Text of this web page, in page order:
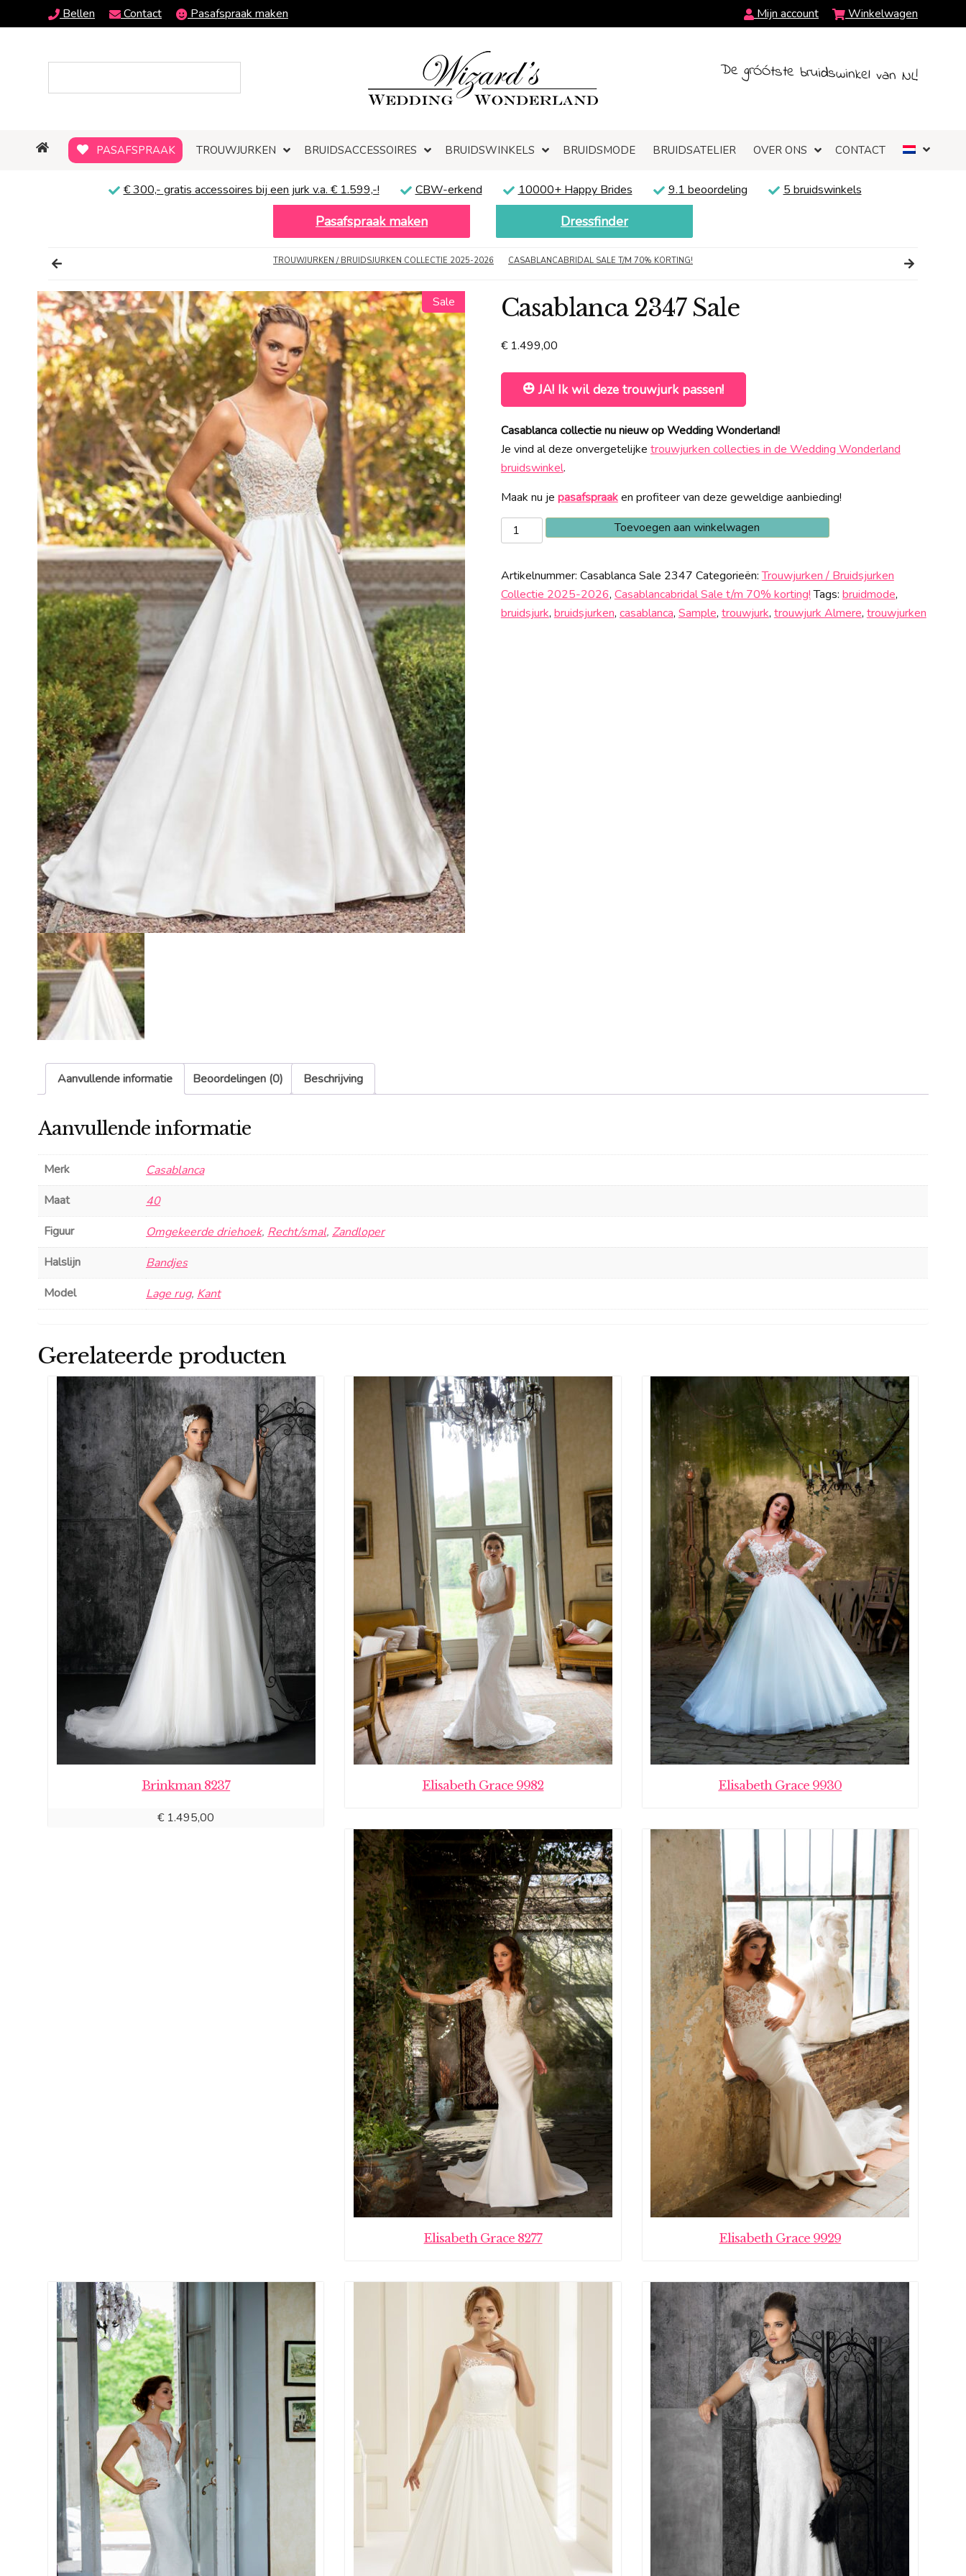
Bellen Contact Pasafspraak maken Mijn account Winkelwagen
De grÓÓtste bruidswinkel van NL!
PASAFSPRAAK TROUWJURKEN BRUIDSACCESSOIRES BRUIDSWINKELS BRUIDSMODE BRUIDSATELIER OVER ONS CONTACT
€ 300,- gratis accessoires bij een jurk v.a. € 1.599,-! CBW-erkend 10000+ Happy Brides 9.1 beoordeling 5 bruidswinkels
Pasafspraak maken Dressfinder
TROUWJURKEN / BRUIDSJURKEN COLLECTIE 2025-2026 CASABLANCABRIDAL SALE T/M 70% KORTING!
Sale Casablanca 2347 Sale
€1.499,00
JA! Ik wil deze trouwjurk passen!
Casablanca collectie nu nieuw op Wedding Wonderland!
Je vind al deze onvergetelijke trouwjurken collecties in de Wedding Wonderland
bruidswinkel.
Maak nu je pasafspraaken profiteer van deze geweldige aanbieding!
Casablanca
2347
aantal
Toevoegen aan winkelwagen
Artikelnummer: Casablanca Sale 2347 Categorieën:Trouwjurken / Bruidsjurken
Collectie 2025-2026, Casablancabridal Sale t/m 70% korting! Tags: bruidmode,
bruidsjurk, bruidsjurken, casablanca, Sample, trouwjurk, trouwjurk Almere, trouwjurken
Aanvullende informatie Beoordelingen (0) Beschrijving
Aanvullende informatie
Merk
Casablanca
Maat
40
Figuur
Omgekeerde driehoek, Recht/smal, Zandloper
Halslijn
Bandjes
Model
Lage rug, Kant
Gerelateerde producten
Brinkman 8237
€1.495,00
Elisabeth Grace 9982 Elisabeth Grace 9930
Elisabeth Grace 8277 Elisabeth Grace 9929